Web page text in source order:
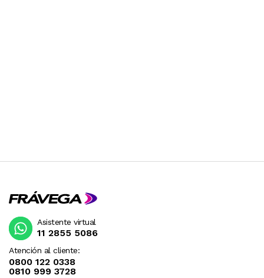
Atención al cliente:
0800 122 0338
0810 999 3728
Asistente virtual
11 2855 5086